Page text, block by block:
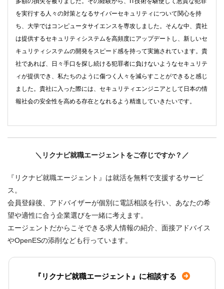
を実行する人々の対策となるサイバーセキュリティについて関心を持
ち、大学ではコンピュータサイエンスを専攻しました。そんな中、貴社
は提供するセキュリティシステムを高頻度にアップデートし、新しいセ
キュリティシステムの開発をスピード感を持って実施されています。貴
社であれば、日々手口を探し続ける犯罪者に負けないようなセキュリテ
ィが提供でき、私たちのように傷つく人々を減らすことができると感じ
ました。貴社に入った際には、セキュリティエンジニアとして日本の情
報社会の安全性を高める存在となれるよう精進していきたいです。
＼リクナビ就職エージェントをご存じですか？／
『リクナビ就職エージェント』は就活を無料で支援するサービ
ス。
会員登録後、アドバイザーが個別に電話相談を行い、あなたの希
望や適性に合う企業選びを一緒に考えます。
エージェントだからこそできる求人情報の紹介、面接アドバイス
やOpenESの添削なども行っています。
『リクナビ就職エージェント』に相談する